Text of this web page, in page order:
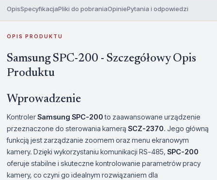
OpisSpecyfikacjaPliki do pobraniaOpiniePytania i odpowiedzi
OPIS PRODUKTU
Samsung SPC-200 - Szczegółowy Opis
Produktu
Wprowadzenie
KontrolerSamsung SPC-200to zaawansowane urządzenie
przeznaczone do sterowania kamerą SCZ-2370. Jego główną
funkcją jest zarządzanie zoomem oraz menu ekranowym
kamery. Dzięki wykorzystaniu komunikacji RS-485, SPC-200
oferuje stabilne i skuteczne kontrolowanie parametrów pracy
kamery, co czyni go idealnym rozwiązaniem dla